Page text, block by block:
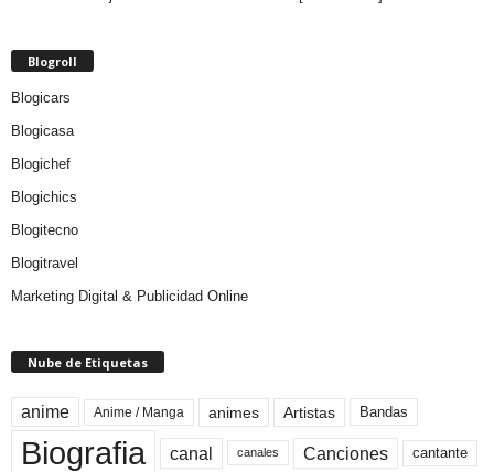
Blogroll
Blogicars
Blogicasa
Blogichef
Blogichics
Blogitecno
Blogitravel
Marketing Digital & Publicidad Online
Nube de Etiquetas
anime Anime / Manga animes Artistas Bandas
Biografia canal canales Canciones cantante